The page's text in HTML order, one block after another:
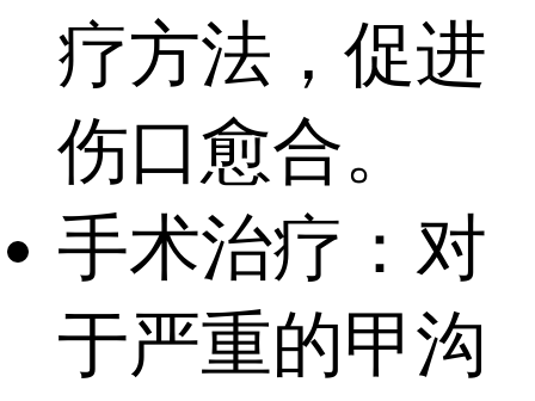
疗方法，促进
伤口愈合。
手术治疗：对
于严重的甲沟